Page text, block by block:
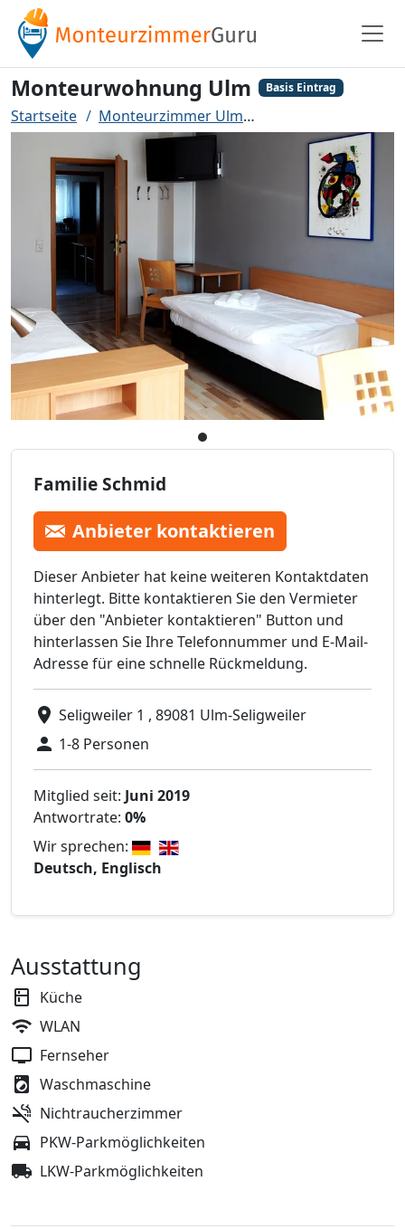
Monteurwohnung Ulm Basis Eintrag
Startseite Monteurzimmer Ulm
Familie Schmid
Anbieter kontaktieren
Dieser Anbieter hat keine weiteren Kontaktdaten
hinterlegt. Bitte kontaktieren Sie den Vermieter
über den "Anbieter kontaktieren" Button und
hinterlassen Sie Ihre Telefonnummer und E-Mail-
Adresse für eine schnelle Rückmeldung.
Seligweiler 1 , 89081 Ulm-Seligweiler
1-8 Personen
Mitglied seit: Juni 2019
Antwortrate: 0%
Wir sprechen:
Deutsch, Englisch
Ausstattung
Küche
WLAN
Fernseher
Waschmaschine
Nichtraucherzimmer
PKW-Parkmöglichkeiten
LKW-Parkmöglichkeiten